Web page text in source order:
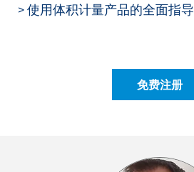
> 使用体积计量产品的全面指导
免费注册